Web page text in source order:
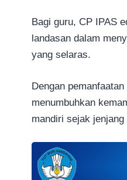
Bagi guru, CP IPAS
landasan dalam
yang selaras.
Dengan
menumbuhkan
mandiri sejak